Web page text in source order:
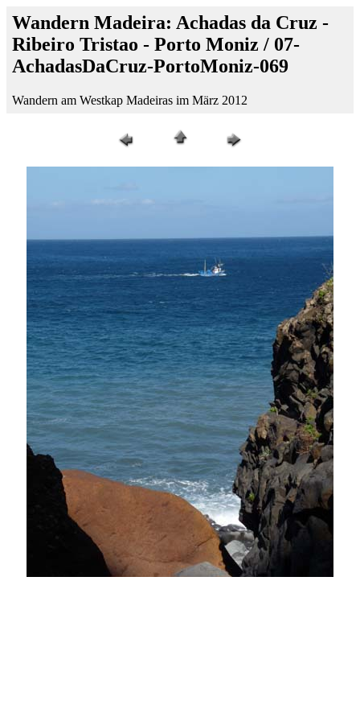
Wandern Madeira: Achadas da Cruz -
Ribeiro Tristao - Porto Moniz / 07-
AchadasDaCruz-PortoMoniz-069
Wandern am Westkap Madeiras im März 2012